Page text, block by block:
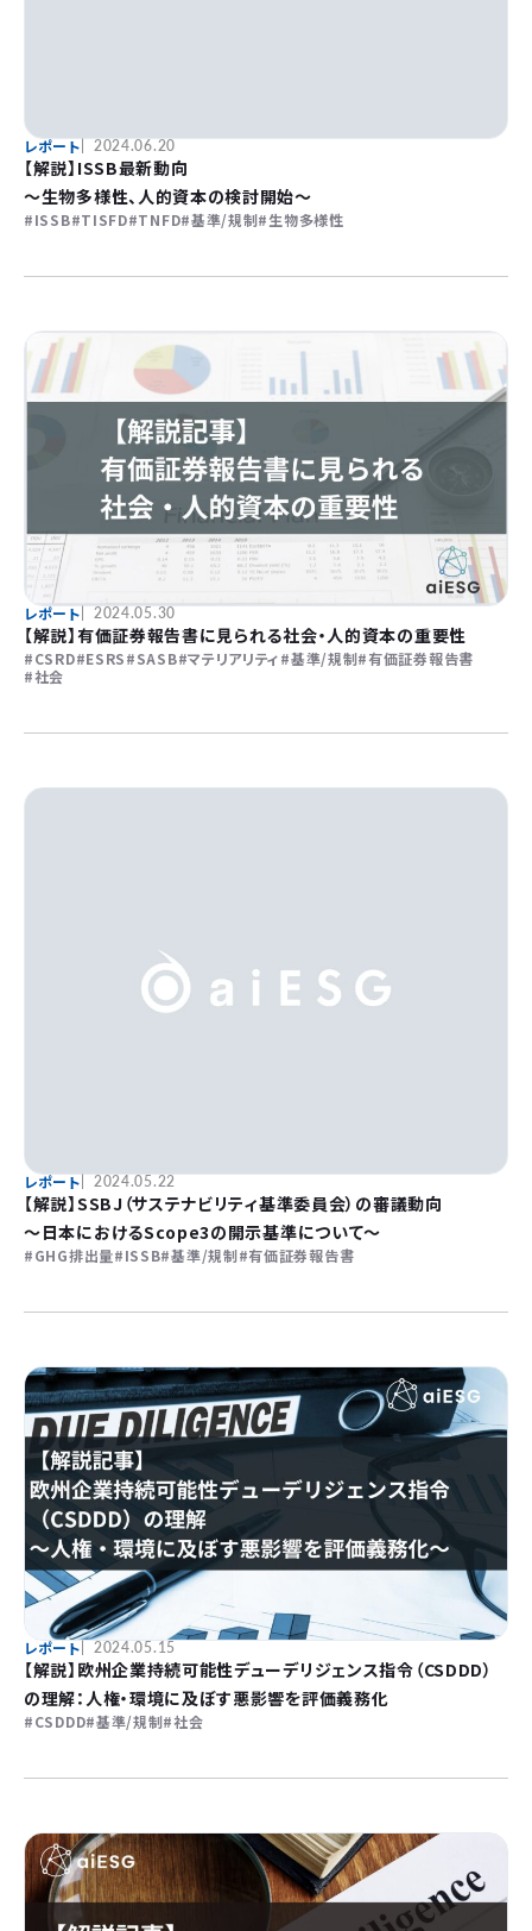
レポート 2024.06.20
【解説】ISSB最新動向
～生物多様性、人的資本の検討開始～
ISSB TISFD TNFD 基準/規制 生物多様性
レポート 2024.05.30
【解説】有価証券報告書に見られる社会・人的資本の重要性
CSRD ESRS SASB マテリアリティ 基準/規制 有価証券報告書
社会
レポート 2024.05.22
【解説】SSBJ（サステナビリティ基準委員会）の審議動向
～日本におけるScope3の開示基準について～
GHG排出量 ISSB 基準/規制 有価証券報告書
レポート 2024.05.15
【解説】欧州企業持続可能性デューデリジェンス指令（CSDDD）
の理解：人権・環境に及ぼす悪影響を評価義務化
CSDDD 基準/規制 社会